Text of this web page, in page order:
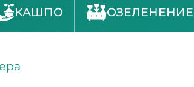
КАШПО ОЗЕЛЕНЕНИЕ